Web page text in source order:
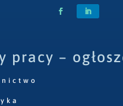
pracy –